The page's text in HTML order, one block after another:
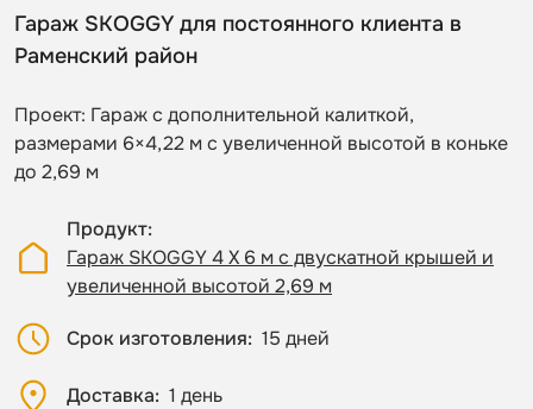
Гараж SKOGGY для постоянного клиента в
Раменский район
Проект: Гараж с дополнительной калиткой,
размерами 6×4,22 м с увеличенной высотой в коньке
до 2,69 м
Продукт
Гараж SKOGGY 4 Х 6 м с двускатной крышей и
увеличенной высотой 2,69 м
Срок изготовления 15 дней
Доставка 1 день